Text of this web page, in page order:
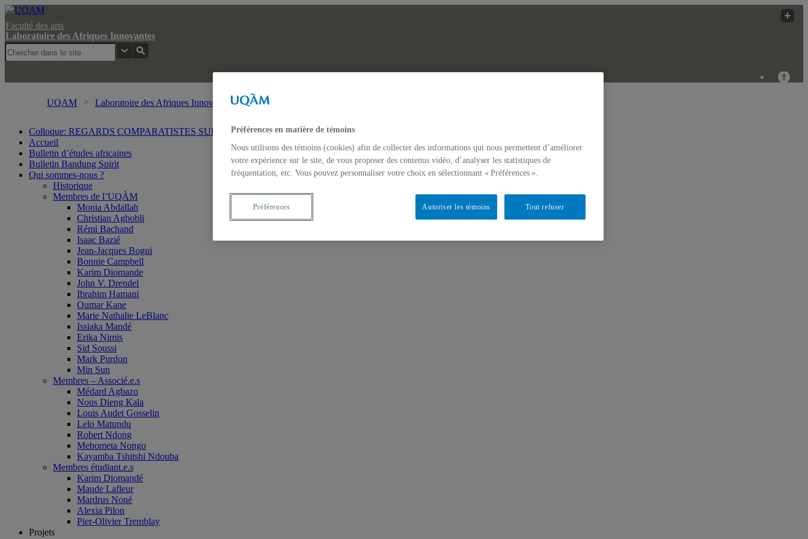
Faculté des arts
Laboratoire des Afriques Innovantes
UQAM Laboratoire des Afriques Innovantes Recherche
Colloque: REGARDS COMPARATISTES SUR LES IMAGINAIRES NON-DOMINANTS EN AFRIQUE ET DANS LES AMÉRIQUES
Accueil
Bulletin d’études africaines
Bulletin Bandung Spirit
Qui sommes-nous ?
Historique
Membres de l’UQÀM
Monia Abdallah
Christian Agbobli
Rémi Bachand
Isaac Bazié
Jean-Jacques Bogui
Bonnie Campbell
Karim Diomande
John V. Drendel
Ibrahim Hamani
Oumar Kane
Marie Nathalie LeBlanc
Issiaka Mandé
Erika Nimis
Sid Soussi
Mark Purdon
Min Sun
Membres – Associé.e.s
Médard Agbazo
Nous Dieng Kala
Louis Audet Gosselin
Lelo Matundu
Robert Ndong
Mebometa Nongo
Kayamba Tshitshi Ndouba
Membres étudiant.e.s
Karim Diomandé
Maude Lafleur
Mardrus Noné
Alexia Pilon
Pier-Olivier Tremblay
Projets
Préférences en matière de témoins
Nous utilisons des témoins (cookies) afin de collecter des informations qui nous permettent d’améliorer
votre expérience sur le site, de vous proposer des contenus vidéo, d’analyser les statistiques de
fréquentation, etc. Vous pouvez personnaliser votre choix en sélectionnant « Préférences ».
Tout refuser
Autoriser les témoins
Préférences